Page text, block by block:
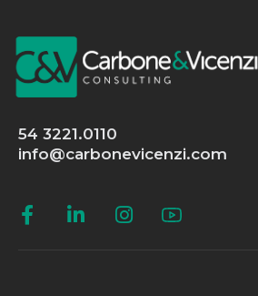
54 3221.0110
info@carbonevicenzi.com